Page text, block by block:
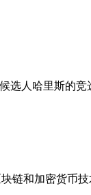
选人哈里斯
链和加密货币